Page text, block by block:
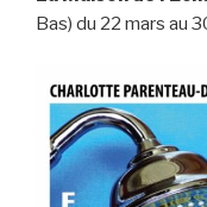
Bas) du 22 mars au